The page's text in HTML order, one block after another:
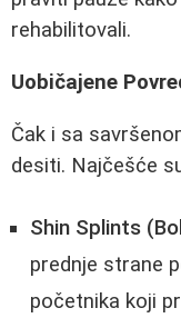
rehabilitovali.
Uobičajene
Čak i sa
desiti. Najčešće
Shin Splints
prednje strane
početnika koji